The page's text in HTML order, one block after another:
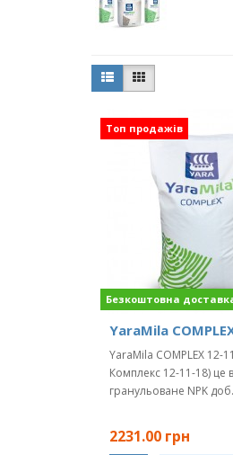
YaraMila
YaraMila COMPLEX 12-
Комплекс 12-11-18) це
гранульоване NPK
2231.00 грн